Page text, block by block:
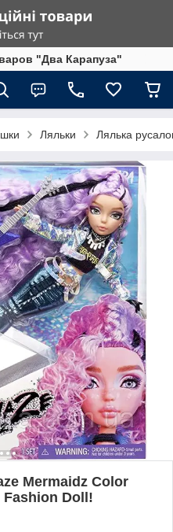
"Два Карапуза"
Ляльки Лялька
Mermaidz Color
Fashion Doll!